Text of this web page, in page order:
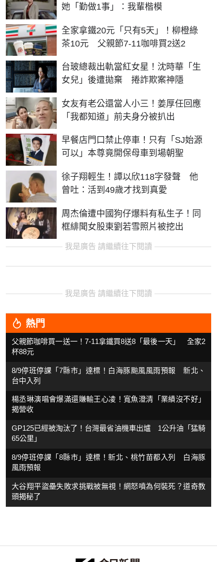
她「勤做1事」：我輩楷模
全家拿鐵20元「只有5天」！柳橙綠
茶10元 父親節7-11咖啡買2送2
台玻總裁出軌當紅女星！沈時華「生
女兒」後遭拋棄 捲詐欺案神隱
女友有老公還當人小三！姜厚任回應
「我都知道」前夫身分被扒出
早餐店門口禁止停車！只有「SJ始源
可以」本尊竟開保母車到場朝聖
徐子翔輕生！譚以欣118字發聲 他
曾吐：活到49歲才找到真愛
周杰倫遭中國狗仔爆料有私生子！同
框緋聞女股東劉若雪照片被挖出
我是廣告 請繼續往下閱讀
我是廣告 請繼續往下閱讀
熱門
父親節咖啡買一送一！7-11拿鐵買8送8「最後一天」 全家2
杯88元
8/9停班停課「7縣市」達標！白海豚颱風風雨預報 新北、
台中入列
楊丞琳演唱會爆滿還賺輸王心凌！寬魚澄清「業績沒不好」
揭營收
GP125已經被淘汰了！台灣最省油機車出爐 1公升油「猛騎
65公里」
8/9停班停課「8縣市」達標！新北、桃竹苗都入列 白海豚
風雨預報
大谷翔平盜壘失敗求挑戰被無視！網怒噴為何裝死？道奇教
頭揭秘了